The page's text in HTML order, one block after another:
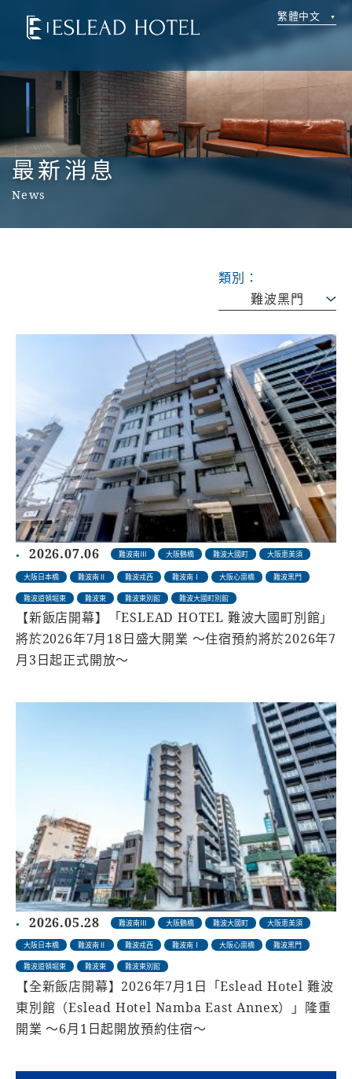
繁體中文
最新消息
News
類別：
難波黑門
2026.07.06 難波南Ⅲ 大阪鶴橋 難波大國町 大阪恵美須
大阪日本橋 難波南Ⅱ 難波戎西 難波南Ⅰ 大阪心齋橋 難波黑門
難波道頓堀東 難波東 難波東別館 難波大國町別館
【新飯店開幕】「ESLEAD HOTEL 難波大國町別館」
將於2026年7月18日盛大開業 ～住宿預約將於2026年7
月3日起正式開放～
2026.05.28 難波南Ⅲ 大阪鶴橋 難波大國町 大阪恵美須
大阪日本橋 難波南Ⅱ 難波戎西 難波南Ⅰ 大阪心齋橋 難波黑門
難波道頓堀東 難波東 難波東別館
【全新飯店開幕】2026年7月1日「Eslead Hotel 難波
東別館（Eslead Hotel Namba East Annex）」隆重
開業 〜6月1日起開放預約住宿〜